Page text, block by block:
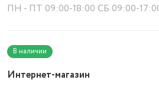
ПН - ПТ 09:00-18:00 СБ 09:00-
Интернет-магазин
В наличии